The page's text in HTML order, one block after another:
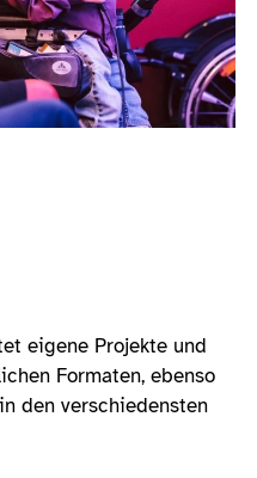
eigene Projekte und
Formaten, ebenso
den verschiedensten